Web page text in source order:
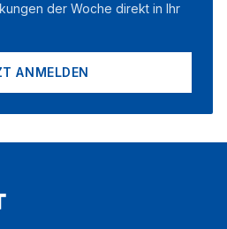
der Woche direkt in Ihr
ANMELDEN